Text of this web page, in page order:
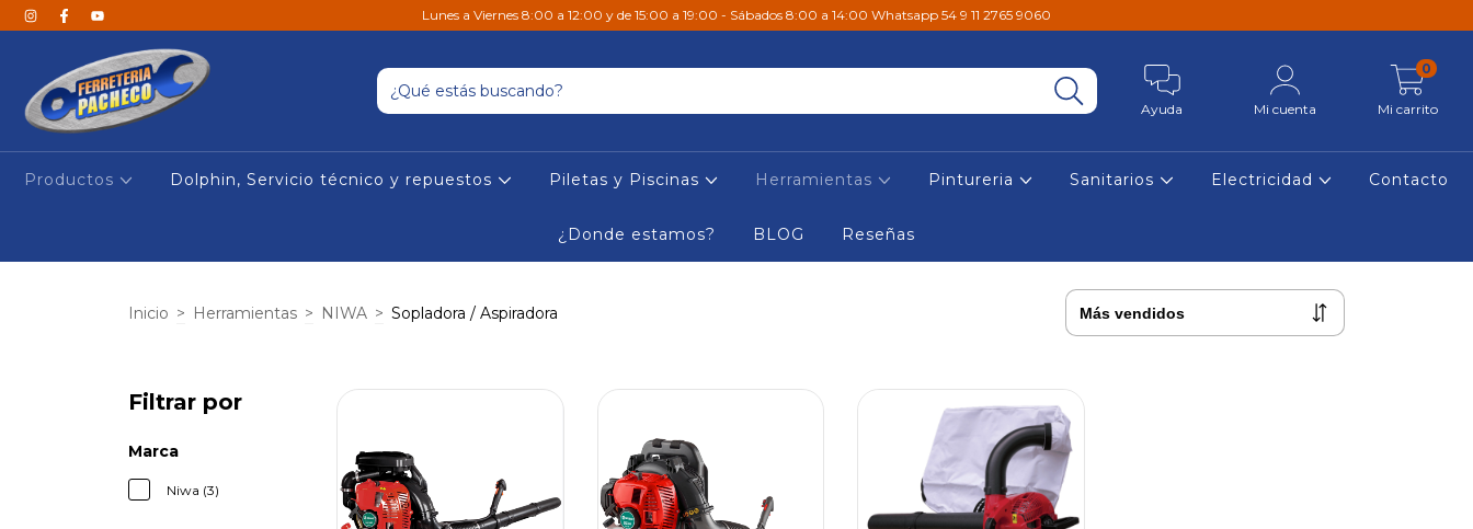
Lunes a Viernes 8:00 a 12:00 y de 15:00 a 19:00 - Sábados 8:00 a 14:00 Whatsapp 54 9 11 2765 9060
Ayuda Mi cuenta Mi carrito
0
Productos Dolphin, Servicio técnico y repuestos Piletas y Piscinas Herramientas Pintureria Sanitarios Electricidad Contacto
¿Donde estamos? BLOG Reseñas
Inicio > Herramientas > NIWA > Sopladora / Aspiradora
Filtrar por
Marca
Niwa (3)